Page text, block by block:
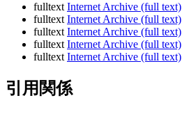
fulltext Internet Archive (full text)
fulltext Internet Archive (full text)
fulltext Internet Archive (full text)
fulltext Internet Archive (full text)
fulltext Internet Archive (full text)
引用関係